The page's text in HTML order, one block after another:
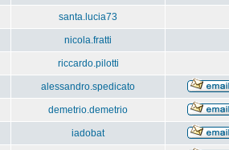
santa.lucia73
nicola.fratti
riccardo.pilotti
alessandro.spedicato
demetrio.demetrio
iadobat